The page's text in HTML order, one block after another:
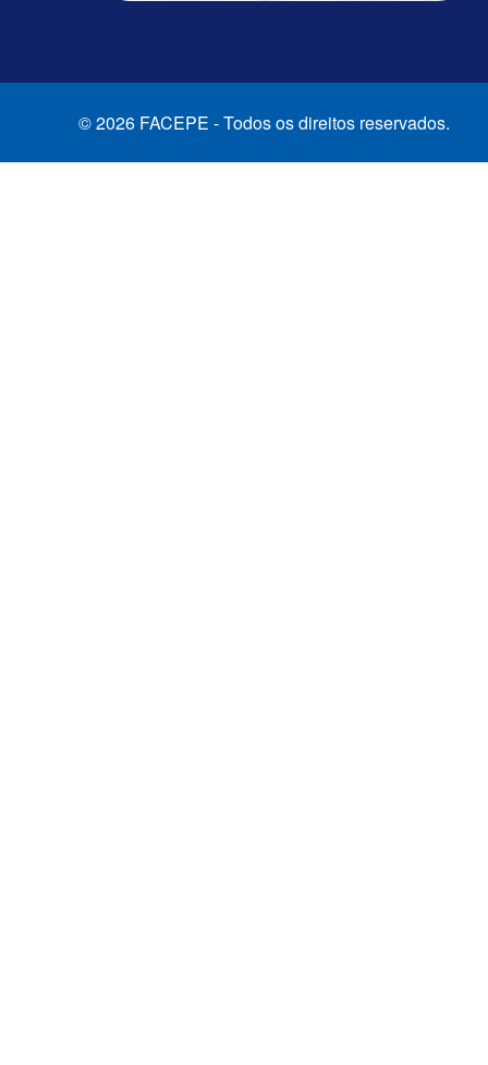
© 2026 FACEPE - Todos os direitos reservados.